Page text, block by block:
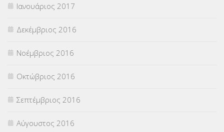
Ιανουάριος 2017
Δεκέμβριος 2016
Νοέμβριος 2016
Οκτώβριος 2016
Σεπτέμβριος 2016
Αύγουστος 2016